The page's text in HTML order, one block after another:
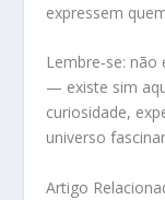
expressem
Lembre‑se:
— existe sim
curiosidade,
universo
Artigo